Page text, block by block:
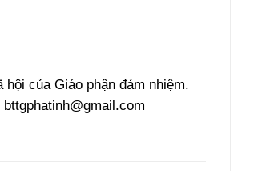
của Giáo phận đảm nhiệm.
bttgphatinh@gmail.com